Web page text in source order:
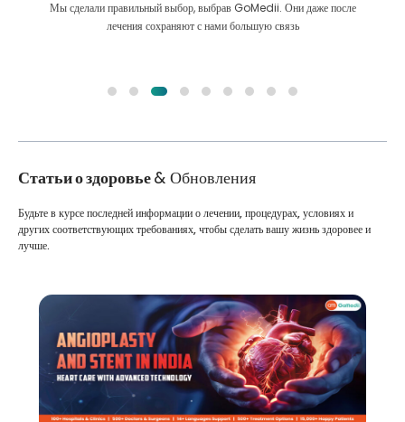
Мы сделали правильный выбор, выбрав GoMedii. Они даже после
лечения сохраняют с нами большую связь
Статьи о здоровье& Обновления
Будьте в курсе последней информации о лечении, процедурах, условиях и
других соответствующих требованиях, чтобы сделать вашу жизнь здоровее и
лучше.